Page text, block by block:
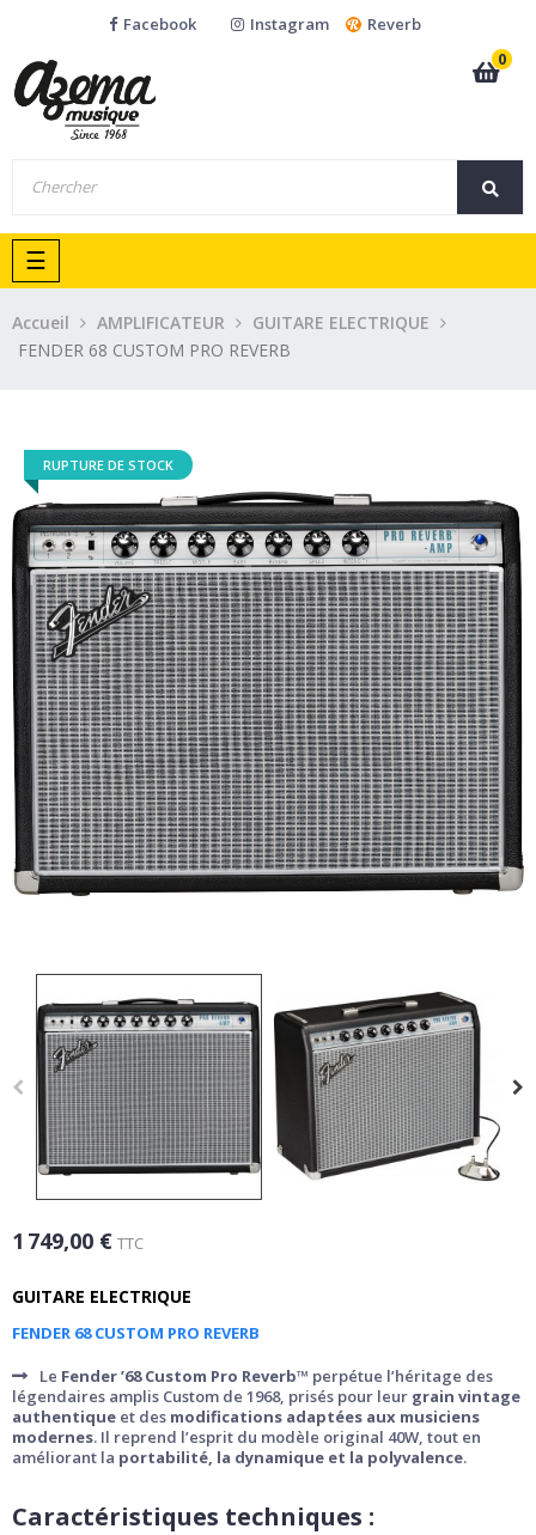
Facebook Instagram
Reverb
0
Basculer
la
navigation
☰
Accueil AMPLIFICATEUR
GUITARE ELECTRIQUE
FENDER 68 CUSTOM PRO REVERB
RUPTURE DE STOCK
1 749,00 € TTC
GUITARE ELECTRIQUE
FENDER 68 CUSTOM PRO REVERB
Le Fender ’68 Custom Pro Reverb™ perpétue l’héritage des
légendaires amplis Custom de 1968, prisés pour leur grain vintage
authentique et des modifications adaptées aux musiciens
modernes. Il reprend l’esprit du modèle original 40W, tout en
améliorant la portabilité, la dynamique et la polyvalence.
Caractéristiques techniques :